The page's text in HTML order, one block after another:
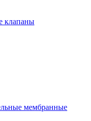
клапаны
мембранные